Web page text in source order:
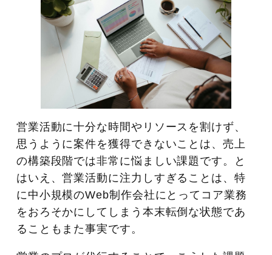
営業活動に十分な時間やリソースを割けず、
思うように案件を獲得できないことは、売上
の構築段階では非常に悩ましい課題です。と
はいえ、営業活動に注力しすぎることは、特
に中小規模のWeb制作会社にとってコア業務
をおろそかにしてしまう本末転倒な状態であ
ることもまた事実です。